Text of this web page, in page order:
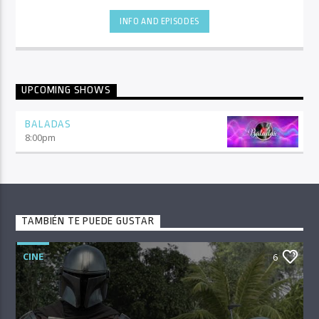
INFO AND EPISODES
UPCOMING SHOWS
BALADAS
8:00pm
TAMBIÉN TE PUEDE GUSTAR
CINE 6